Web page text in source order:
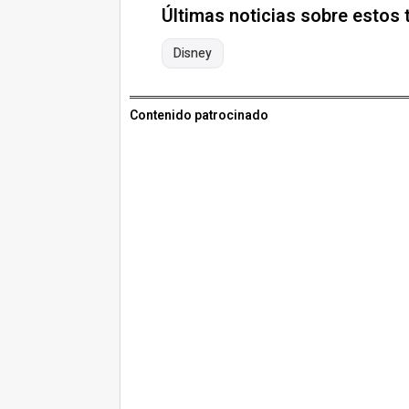
Últimas noticias sobre estos
Disney
Contenido patrocinado